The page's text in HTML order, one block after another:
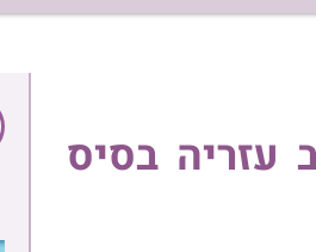
עזריה בסיס